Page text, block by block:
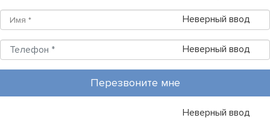
Неверный ввод
Неверный ввод
Перезвоните мне
Неверный ввод